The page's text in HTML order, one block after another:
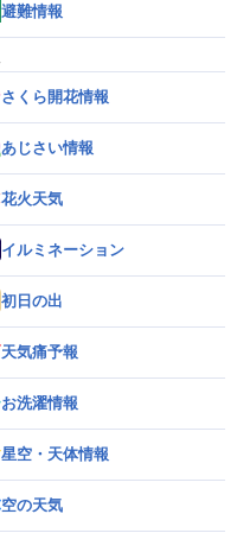
避難情報
さくら開花情報
あじさい情報
花火天気
イルミネーション
初日の出
天気痛予報
お洗濯情報
星空・天体情報
空の天気